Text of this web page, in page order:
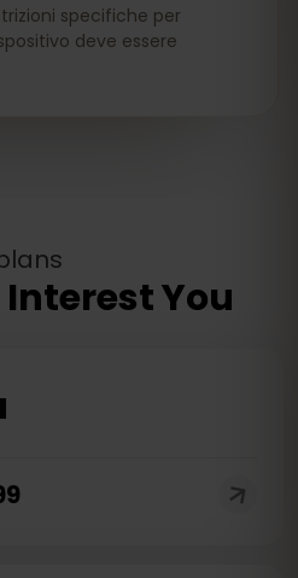
specifiche per
deve essere
You